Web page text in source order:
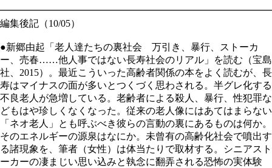
編集後記（10/05）
●新郷由起「老人達たちの裏社会 万引き、暴行、ストーカ
ー、売春……他人事ではない長寿社会のリアル」を読む（宝島
社、2015）。最近こういった高齢者関係の本をよく読むが、長
寿はマイナスの面が多いとつくづく思わされる。半グレ化する
不良老人が急増している。老齢者による殺人、暴行、性犯罪な
どもはや珍しくなくなった。従来の老人像にはあてはまらない
「ネオ老人」とも呼ぶべき彼らの言動の裏にあるものは何か。
そのエネルギーの源泉はなにか。未曾有の高齢化社会で噴出す
る諸現象を、筆者（女性）は体当たりで取材する。シニアスト
ーカーの凄まじい思い込みと執念に翻弄される恐怖の実体験